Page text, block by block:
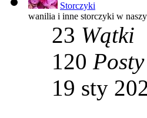
Storczyki
wanilia i inne storczyki w
23 Wątki
120 Posty
19 sty